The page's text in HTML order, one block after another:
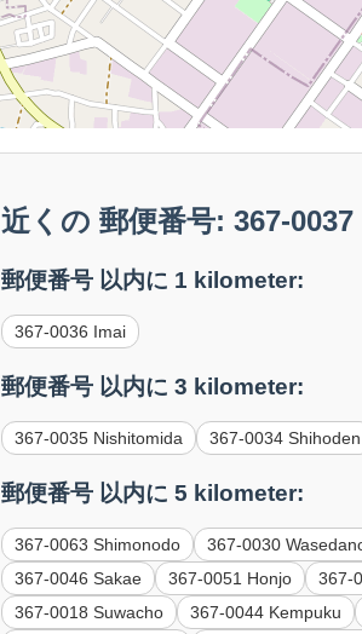
近くの 郵便番号: 367-
郵便番号 以内に 1 kilometer:
367-0036 Imai
郵便番号 以内に 3 kilometer:
367-0035 Nishitomida 367-0034 Shihoden
郵便番号 以内に 5 kilometer:
367-0063 Shimonodo 367-0030
367-0046 Sakae
367-0051 Honjo 367-
367-0018 Suwacho
367-0044 Kempuku